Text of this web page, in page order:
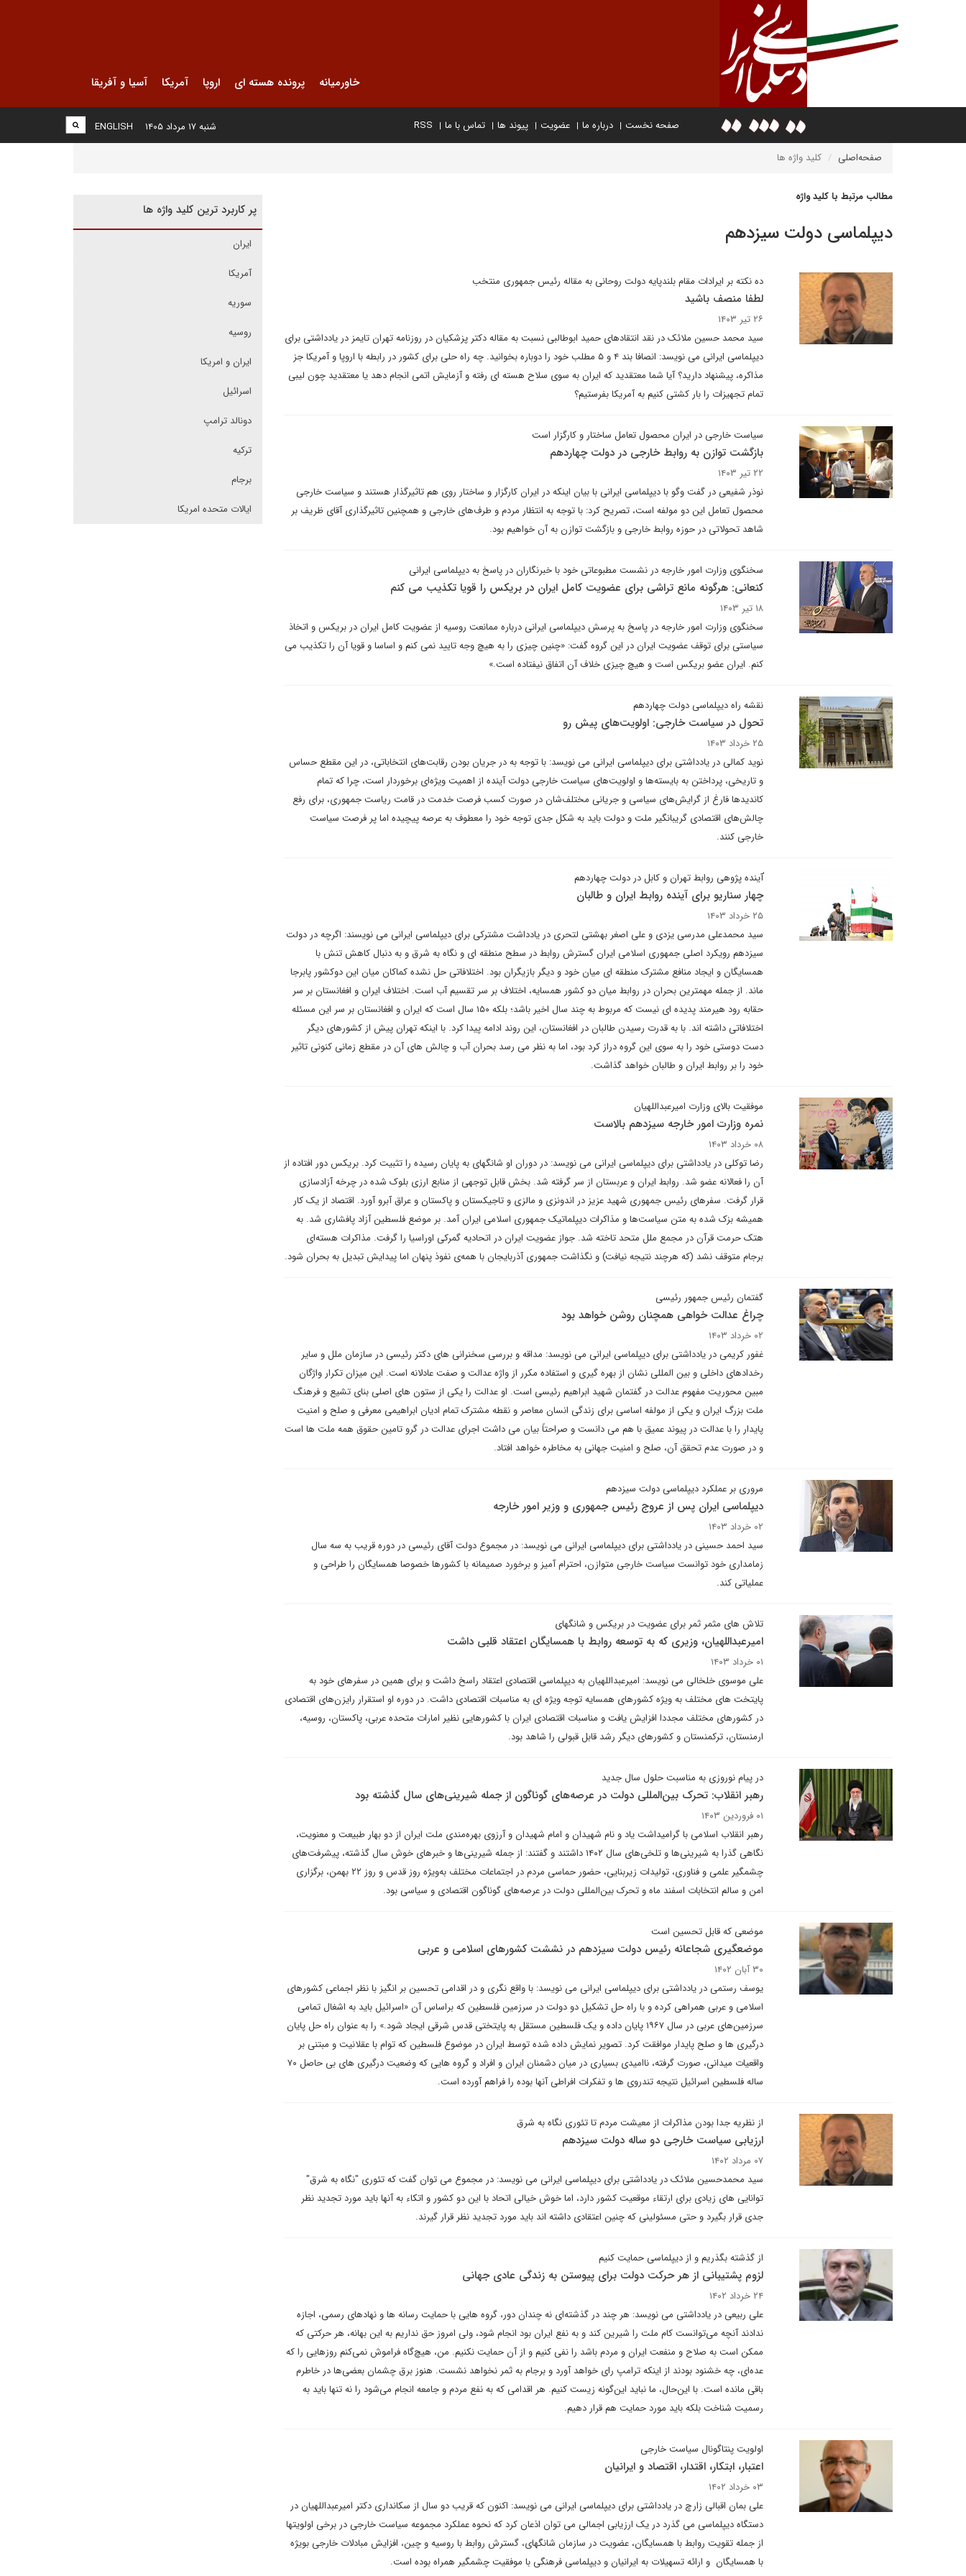
خاورمیانه پرونده هسته ای اروپا آمریکا آسیا و آفریقا
صفحه نخست درباره ما عضویت پیوند ها تماس با ما RSS
ENGLISH شنبه ۱۷ مرداد ۱۴۰۵
صفحه‌اصلی کلید واژه ها
مطالب مرتبط با کلید واژه
دیپلماسی دولت سیزدهم
ده نکته بر ایرادات مقام بلندپایه دولت روحانی به مقاله رئیس جمهوری منتخب
لطفا منصف باشید
۲۶ تیر ۱۴۰۳
سید محمد حسین ملائک در نقد انتقادهای حمید ابوطالبی نسبت به مقاله دکتر پزشکیان در روزنامه تهران تایمز در یادداشتی برای
دیپلماسی ایرانی می نویسد: انصافا بند ۴ و ۵ مطلب خود را دوباره بخوانید. چه راه حلی برای کشور در رابطه با اروپا و آمریکا جز
مذاکره، پیشنهاد دارید؟ آیا شما معتقدید که ایران به سوی سلاح هسته ای رفته و آزمایش اتمی انجام دهد یا معتقدید چون لیبی
تمام تجهیزات را بار کشتی کنیم به آمریکا بفرستیم؟
سیاست خارجی در ایران محصول تعامل ساختار و کارگزار است
بازگشت توازن به روابط خارجی در دولت چهاردهم
۲۲ تیر ۱۴۰۳
نوذر شفیعی در گفت وگو با دیپلماسی ایرانی با بیان اینکه در ایران کارگزار و ساختار روی هم تاثیرگذار هستند و سیاست خارجی
محصول تعامل این دو مولفه است، تصریح کرد: با توجه به انتظار مردم و طرف‌های خارجی و همچنین تاثیرگذاری آقای ظریف بر
شاهد تحولاتی در حوزه روابط خارجی و بازگشت توازن به آن خواهیم بود.
سخنگوی وزارت امور خارجه در نشست مطبوعاتی خود با خبرنگاران در پاسخ به دیپلماسی ایرانی
کنعانی: هرگونه مانع تراشی برای عضویت کامل ایران در بریکس را قویا تکذیب می کنم
۱۸ تیر ۱۴۰۳
سخنگوی وزارت امور خارجه در پاسخ به پرسش دیپلماسی ایرانی درباره ممانعت روسیه از عضویت کامل ایران در بریکس و اتخاذ
سیاستی برای توقف عضویت ایران در این گروه گفت: «چنین چیزی را به هیچ وجه تایید نمی کنم و اساسا و قویا آن را تکذیب می
کنم. ایران عضو بریکس است و هیچ چیزی خلاف آن اتفاق نیفتاده است.»
نقشه راه دیپلماسی دولت چهاردهم
تحول در سیاست خارجی: اولویت‌های پیش رو
۲۵ خرداد ۱۴۰۳
نوید کمالی در یادداشتی برای دیپلماسی ایرانی می نویسد: با توجه به در جریان بودن رقابت‌های انتخاباتی، در این مقطع حساس
و تاریخی، پرداختن به بایسته‌ها و اولویت‌های سیاست خارجی دولت آینده از اهمیت ویژه‌ای برخوردار است، چرا که تمام
کاندیدها فارغ از گرایش‌های سیاسی و جریانی مختلف‌شان در صورت کسب فرصت خدمت در قامت ریاست جمهوری، برای رفع
چالش‌های اقتصادی گریبانگیر ملت و دولت باید به شکل جدی توجه خود را معطوف به عرصه‌ پیچیده اما پر فرصت سیاست
خارجی کنند.
ٰآینده پژوهی روابط تهران و کابل در دولت چهاردهم
چهار سناریو برای آینده روابط ایران و طالبان
۲۵ خرداد ۱۴۰۳
سید محمدعلی مدرسی یزدی و علی اصغر بهشتی لتحری در یادداشت مشترکی برای دیپلماسی ایرانی می نویسند: اگرچه در دولت
سیزدهم رویکرد اصلی جمهوری اسلامی ایران گسترش روابط در سطح منطقه ای و نگاه به شرق و به دنبال کاهش تنش با
همسایگان و ایجاد منافع مشترک منطقه ای میان خود و دیگر بازیگران بود. اختلافاتی حل نشده کماکان میان این دوکشور پابرجا
ماند. از جمله مهمترین بحران در روابط میان دو کشور همسایه، اختلاف بر سر تقسیم آب است. اختلاف ایران و افغانستان بر سر
حقابه رود هیرمند پدیده ای نیست که مربوط به چند سال اخیر باشد؛ بلکه ۱۵۰ سال است که ایران و افغانستان بر سر این مسئله
اختلافاتی داشته اند. با به قدرت رسیدن طالبان در افغانستان، این روند ادامه پیدا کرد. با اینکه تهران پیش از کشورهای دیگر
دست دوستی خود را به سوی این گروه دراز کرد بود، اما به نظر می رسد بحران آب و چالش های آن در مقطع زمانی کنونی تاثیر
خود را بر روابط ایران و طالبان خواهد گذاشت.
موفقیت بالای وزارت امیرعبداللهیان
نمره وزارت امور خارجه سیزدهم بالاست
۰۸ خرداد ۱۴۰۳
رضا توکلی در یادداشتی برای دیپلماسی ایرانی می نویسد: در دوران او شانگهای به پایان رسیده را تثبیت کرد. بریکس دور افتاده از
آن را فعالانه عضو شد. روابط ایران و عربستان از سر گرفته شد. بخش قابل توجهی از منابع ارزی بلوک شده در چرخه آزادسازی
قرار گرفت. سفرهای رئیس جمهوری شهید عزیز در اندونزی و مالزی و تاجیکستان و پاکستان و عراق آبرو آورد. اقتصاد از یک کار
همیشه بزک شده به متن سیاست‌ها و مذاکرات دیپلماتیک جمهوری اسلامی ایران آمد. بر موضع فلسطین آزاد پافشاری شد. به
هتک حرمت قرآن در مجمع ملل متحد تاخته شد. جواز عضویت ایران در اتحادیه گمرکی اوراسیا را گرفت. مذاکرات هسته‌ای
برجام متوقف نشد (که هرچند نتیجه نیافت) و نگذاشت جمهوری آذربایجان با همه‌ی نفوذ پنهان اما پیدایش تبدیل به بحران شود.
گفتمان رئیس جمهور رئیسی
چراغ عدالت خواهی همچنان روشن خواهد بود
۰۲ خرداد ۱۴۰۳
غفور کریمی در یادداشتی برای دیپلماسی ایرانی می نویسد: مداقه و بررسی سخنرانی های دکتر رئیسی در سازمان ملل و سایر
رخدادهای داخلی و بین المللی نشان از بهره گیری و استفاده مکرر از واژه عدالت و صفت عادلانه است. این میزان تکرار واژگان
مبین محوریت مفهوم عدالت در گفتمان شهید ابراهیم رئیسی است. او عدالت را یکی از ستون های اصلی بنای تشیع و فرهنگ
ملت بزرگ ایران و یکی از مولفه اساسی برای زندگی انسان معاصر و نقطه مشترک تمام ادیان ابراهیمی معرفی و صلح و امنیت
پایدار را با عدالت در پیوند عمیق با هم می دانست و صراحتاً بیان می داشت اجرای عدالت در گرو تامین حقوق همه ملت ها است
و در صورت عدم تحقق آن، صلح و امنیت جهانی به مخاطره خواهد افتاد.
مروری بر عملکرد دیپلماسی دولت سیزدهم
دیپلماسی ایران پس از عروج رئیس جمهوری و وزیر امور خارجه
۰۲ خرداد ۱۴۰۳
سید احمد حسینی در یادداشتی برای دیپلماسی ایرانی می نویسد: در مجموع دولت آقای رئیسی در دوره قریب به سه سال
زمامداری خود توانست سیاست خارجی متوازن، احترام آمیز و برخورد صمیمانه با کشورها خصوصا همسایگان را طراحی و
عملیاتی کند.
تلاش های مثمر ثمر برای عضویت در بریکس و شانگهای
امیرعبداللهیان، وزیری که به توسعه روابط با همسایگان اعتقاد قلبی داشت
۰۱ خرداد ۱۴۰۳
علی موسوی خلخالی می نویسد: امیرعبداللهیان به دیپلماسی اقتصادی اعتقاد راسخ داشت و برای همین در سفرهای خود به
پایتخت های مختلف به ویژه کشورهای همسایه توجه ویژه ای به مناسبات اقتصادی داشت. در دوره او استقرار رایزن‌های اقتصادی
در کشورهای مختلف مجددا افزایش یافت و مناسبات اقتصادی ایران با کشورهایی نظیر امارات متحده عربی، پاکستان، روسیه،
ارمنستان، ترکمنستان و کشورهای دیگر رشد قابل قبولی را شاهد بود.
در پیام نوروزی به مناسبت حلول سال جدید
رهبر انقلاب: تحرک بین‌المللی دولت در عرصه‌های گوناگون از جمله شیرینی‌های سال گذشته بود
۰۱ فروردین ۱۴۰۳
رهبر انقلاب اسلامی با گرامیداشت یاد و نام شهیدان و امام شهیدان و آرزوی بهره‌مندی ملت ایران از دو بهار طبیعت و معنویت،
نگاهی گذرا به شیرینی‌ها و تلخی‌های سال ۱۴۰۲ داشتند و گفتند: از جمله شیرینی‌ها و خبرهای خوش سال گذشته، پیشرفت‌های
چشمگیر علمی و فناوری، تولیدات زیربنایی، حضور حماسی مردم در اجتماعات مختلف به‌ویژه روز قدس و روز ۲۲ بهمن، برگزاری
امن و سالم انتخابات اسفند ماه و تحرک بین‌المللی دولت در عرصه‌های گوناگون اقتصادی و سیاسی بود.
موضعی که قابل تحسین است
موضعگیری شجاعانه رئیس دولت سیزدهم در نششت کشورهای اسلامی و عربی
۳۰ آبان ۱۴۰۲
یوسف رستمی در یادداشتی برای دیپلماسی ایرانی می نویسد: با واقع نگری و در اقدامی تحسین بر انگیز با نظر اجماعی کشورهای
اسلامی و عربی همراهی کرده و با راه حل تشکیل دو دولت در سرزمین فلسطین که براساس آن «اسرائیل باید به اشغال تمامی
سرزمین‌های عربی در سال ۱۹۶۷ پایان داده و یک فلسطین مستقل به پایتختی قدس شرقی ایجاد شود.» را به عنوان راه حل پایان
درگیری ها و صلح پایدار موافقت کرد. تصویر نمایش داده شده توسط ایران در موضوع فلسطین که توام با عقلانیت و مبتنی بر
واقعیات میدانی، صورت گرفته، ناامیدی بسیاری در میان دشمنان ایران و افراد و گروه هایی که وضعیت درگیری های بی حاصل ۷۰
ساله فلسطین اسرائیل نتیجه تندروی ها و تفکرات افراطی آنها بوده را فراهم آورده است.
از نظریه جدا بودن مذاکرات از معیشت مردم تا تئوری نگاه به شرق
ارزیابی سیاست خارجی دو ساله دولت سیزدهم
۰۷ مرداد ۱۴۰۲
سید محمدحسین ملائک در یادداشتی برای دیپلماسی ایرانی می نویسد: در مجموع می توان گفت که تئوری "نگاه به شرق"
توانایی های زیادی برای ارتقاء موقعیت کشور دارد، اما خوش خیالی اتحاد با این دو کشور و اتکاء به آنها باید مورد تجدید نظر
جدی قرار بگیرد و حتی مسئولینی که چنین اعتقادی داشته اند باید مورد تجدید نظر قرار گیرند.
از گذشته بگذریم و از دیپلماسی حمایت کنیم
لزوم پشتیبانی از هر حرکت دولت برای پیوستن به زندگی عادی جهانی
۲۴ خرداد ۱۴۰۲
علی ربیعی در یادداشتی می نویسد: هر چند در گذشته‌ای نه چندان دور، گروه هایی با حمایت رسانه ها و نهادهای رسمی، اجازه
ندادند آنچه می‌توانست کام ملت را شیرین کند و به نفع ایران بود انجام شود، ولی امروز حق نداریم به این بهانه، هر حرکتی که
ممکن است به صلاح و منفعت ایران و مردم باشد را نفی کنیم و از آن حمایت نکنیم. من، هیچ‌گاه فراموش نمی‌کنم روزهایی را که
عده‌ای، چه خشنود بودند از اینکه ترامپ رای خواهد آورد و برجام به ثمر نخواهد نشست. هنوز برق چشمان بعضی‌ها در خاطرم
باقی مانده ‌است. با این‌حال، ما نباید این‌گونه زیست کنیم. هر اقدامی که به نفع مردم و جامعه انجام می‌شود را نه تنها باید به
رسمیت شناخت بلکه باید مورد حمایت هم قرار دهیم.
اولویت پنتاگونال سیاست خارجی
اعتبار، ابتکار، اقتدار، اقتصاد و ایرانیان
۰۳ خرداد ۱۴۰۲
علی بمان اقبالی زارچ در یادداشتی برای دیپلماسی ایرانی می نویسد: اکنون که قریب دو سال از سکانداری دکتر امیرعبداللهیان در
دستگاه دیپلماسی می گذرد در یک ارزیابی اجمالی می توان اذعان کرد که نحوه عملکرد مجموعه سیاست خارجی در برخی اولویتها
از جمله تقویت روابط با همسایگان، عضویت در سازمان شانگهای، گسترش روابط با روسیه و چین، افزایش مبادلات خارجی بویژه
با همسایگان و ارائه تسهیلات به ایرانیان و دیپلماسی فرهنگی با موفقیت چشمگیر همراه بوده است.
پر کاربرد ترین کلید واژه ها
ایران
آمریکا
سوریه
روسیه
ایران و امریکا
اسرائیل
دونالد ترامپ
ترکیه
برجام
ایالات متحده امریکا